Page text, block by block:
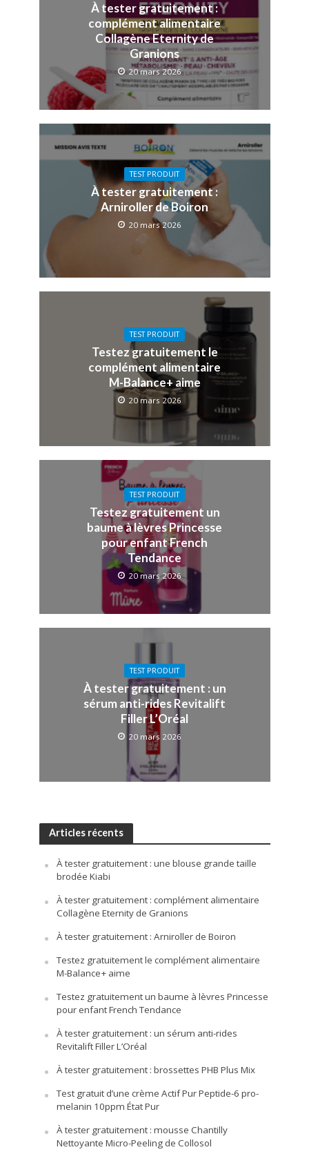
À tester gratuitement :
complément alimentaire
Collagène Eternity de
Granions
20 mars 2026
TEST PRODUIT
À tester gratuitement :
Arniroller de Boiron
20 mars 2026
TEST PRODUIT
Testez gratuitement le
complément alimentaire
M-Balance+ aime
20 mars 2026
TEST PRODUIT
Testez gratuitement un
baume à lèvres Princesse
pour enfant French
Tendance
20 mars 2026
TEST PRODUIT
À tester gratuitement : un
sérum anti-rides Revitalift
Filler L’Oréal
20 mars 2026
Articles récents
À tester gratuitement : une blouse grande taille
brodée Kiabi
À tester gratuitement : complément alimentaire
Collagène Eternity de Granions
À tester gratuitement : Arniroller de Boiron
Testez gratuitement le complément alimentaire
M-Balance+ aime
Testez gratuitement un baume à lèvres Princesse
pour enfant French Tendance
À tester gratuitement : un sérum anti-rides
Revitalift Filler L’Oréal
À tester gratuitement : brossettes PHB Plus Mix
Test gratuit d’une crème Actif Pur Peptide-6 pro-
melanin 10ppm État Pur
À tester gratuitement : mousse Chantilly
Nettoyante Micro-Peeling de Collosol